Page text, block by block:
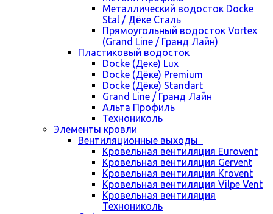
Металлический водосток Docke
Stal / Дёке Сталь
Прямоугольный водосток Vortex
(Grand Line / Гранд Лайн)
Пластиковый водосток
Docke (Деке) Lux
Docke (Дёке) Premium
Docke (Дёке) Standart
Grand Line / Гранд Лайн
Альта Профиль
Технониколь
Элементы кровли
Вентиляционные выходы
Кровельная вентиляция Eurovent
Кровельная вентиляция Gervent
Кровельная вентиляция Krovent
Кровельная вентиляция Vilpe Vent
Кровельная вентиляция
Технониколь